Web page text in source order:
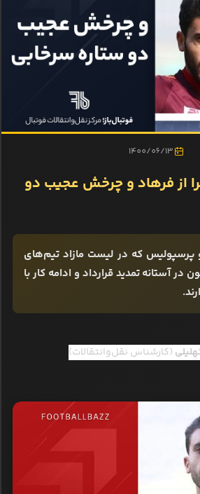
1400/06/13
از فرهاد و چرخش عجیب دو
پرسپولیس که در لیست مازاد تیم‌های
در آستانه تمدید قرارداد و ادامه کار با
(کارشناس نقل‌وانتقالات)